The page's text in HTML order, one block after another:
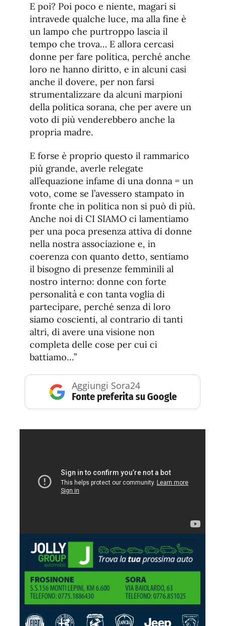
E poi? Poi poco e niente, magari si
intravede qualche luce, ma alla fine è
un lampo che purtroppo lascia il
tempo che trova… E allora cercasi
donne per fare politica, perché anche
loro ne hanno diritto, e in alcuni casi
anche il dovere, per non farsi
strumentalizzare da alcuni marpioni
della politica sorana, che per avere un
voto di più venderebbero anche la
propria madre.
E forse è proprio questo il rammarico
più grande, averle relegate
all’equazione infame di una donna = un
voto, come se l’avessero stampato in
fronte che in politica non si può di più.
Anche noi di CI SIAMO ci lamentiamo
per una poca presenza attiva di donne
nella nostra associazione e, in
coerenza con quanto detto, sentiamo
il bisogno di presenze femminili al
nostro interno: donne con forte
personalità e con tanta voglia di
partecipare, perché senza di loro
siamo coscienti, al contrario di tanti
altri, di avere una visione non
completa delle cose per cui ci
battiamo…”
Aggiungi Sora24
Fonte preferita su Google